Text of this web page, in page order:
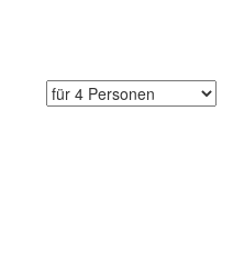
ansehen